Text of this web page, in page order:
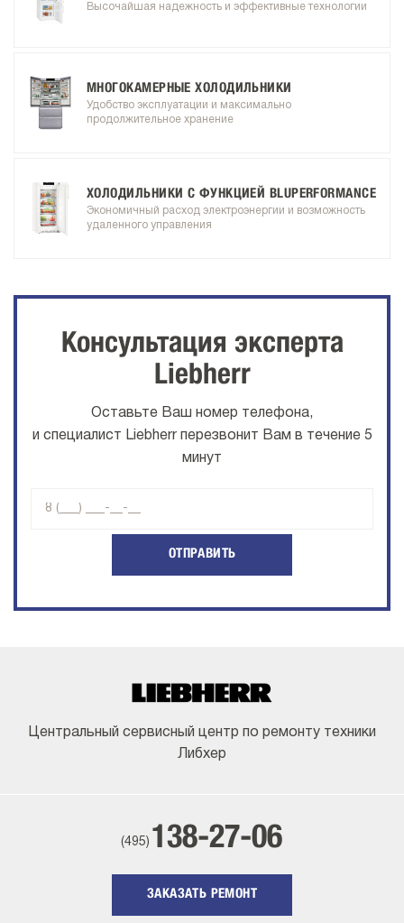
Высочайшая надежность и эффективные технологии
МНОГОКАМЕРНЫЕ ХОЛОДИЛЬНИКИ
Удобство эксплуатации и максимально
продолжительное хранение
ХОЛОДИЛЬНИКИ С ФУНКЦИЕЙ BLUPERFORMANCE
Экономичный расход электроэнергии и возможность
удаленного управления
Консультация эксперта
Liebherr
Оставьте Ваш номер телефона,
и специалист Liebherr перезвонит Вам в течение 5
минут
ОТПРАВИТЬ
Центральный сервисный центр по ремонту техники
Либхер
(495) 138-27-06
ЗАКАЗАТЬ РЕМОНТ